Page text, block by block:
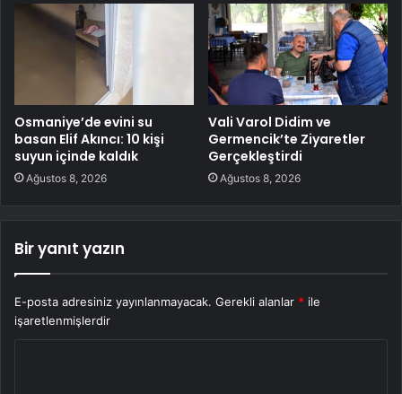
Osmaniye’de evini su
basan Elif Akıncı: 10 kişi
suyun içinde kaldık
Ağustos 8, 2026
Vali Varol Didim ve
Germencik’te Ziyaretler
Gerçekleştirdi
Ağustos 8, 2026
Bir yanıt yazın
E-posta adresiniz yayınlanmayacak. Gerekli alanlar * ile
işaretlenmişlerdir